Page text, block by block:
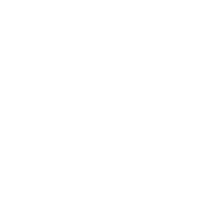
个字段都设置了